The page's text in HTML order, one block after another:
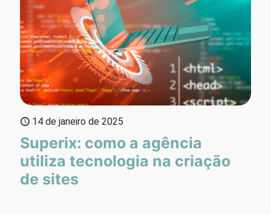
14 de janeiro de 2025
Superix: como a agência
utiliza tecnologia na criação
de sites